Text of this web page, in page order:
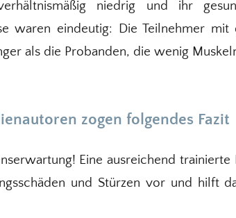
niedrig und ihr
waren eindeutig: Die Teilnehmer
als die Probanden, die wenig
zogen folgendes Fazit
Eine ausreichend
und Stürzen vor und hilft